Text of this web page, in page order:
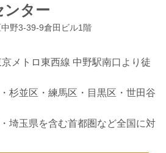
ンター
野3-39-9倉田ビル1階
メトロ東西線 中野駅南口より徒
杉並区・練馬区・目黒区・世田谷
埼玉県を含む首都圏など全国に対